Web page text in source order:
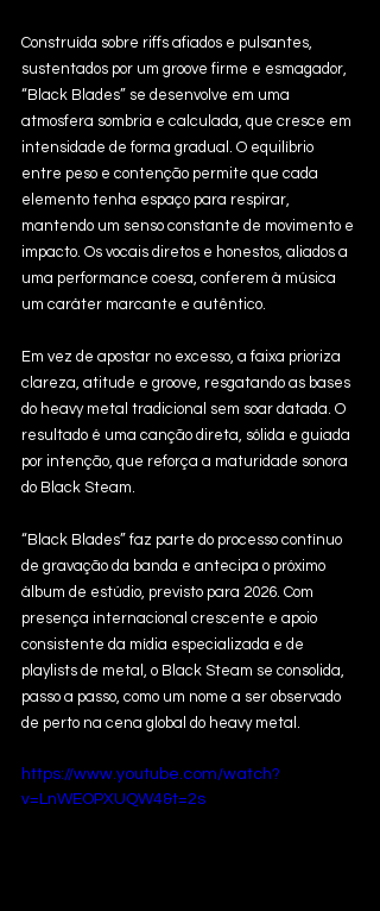
Construída sobre riffs afiados e pulsantes,
sustentados por um groove firme e esmagador,
“Black Blades” se desenvolve em uma
atmosfera sombria e calculada, que cresce em
intensidade de forma gradual. O equilíbrio
entre peso e contenção permite que cada
elemento tenha espaço para respirar,
mantendo um senso constante de movimento e
impacto. Os vocais diretos e honestos, aliados a
uma performance coesa, conferem à música
um caráter marcante e autêntico.
Em vez de apostar no excesso, a faixa prioriza
clareza, atitude e groove, resgatando as bases
do heavy metal tradicional sem soar datada. O
resultado é uma canção direta, sólida e guiada
por intenção, que reforça a maturidade sonora
do Black Steam.
“Black Blades” faz parte do processo contínuo
de gravação da banda e antecipa o próximo
álbum de estúdio, previsto para 2026. Com
presença internacional crescente e apoio
consistente da mídia especializada e de
playlists de metal, o Black Steam se consolida,
passo a passo, como um nome a ser observado
de perto na cena global do heavy metal.
https://www.youtube.com/watch?
v=LnWEOPXUQW4&t=2s